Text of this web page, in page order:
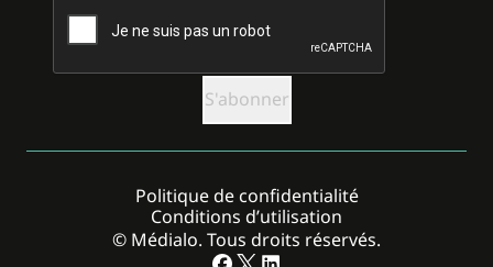
© Médialo. Tous droits réservés.
Politique de confidentialité
Conditions d’utilisation